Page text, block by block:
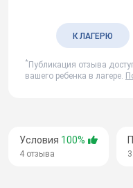
Условия 100%
4 отзыва
К ЛАГЕРЮ
* Публикация отзыва
вашего ребенка в лагере.